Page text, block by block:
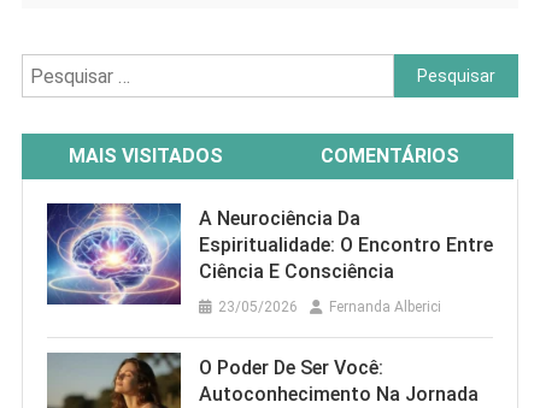
Pesquisar
por:
MAIS VISITADOS COMENTÁRIOS
A Neurociência Da
Espiritualidade: O Encontro Entre
Ciência E Consciência
23/05/2026 Fernanda Alberici
O Poder De Ser Você:
Autoconhecimento Na Jornada